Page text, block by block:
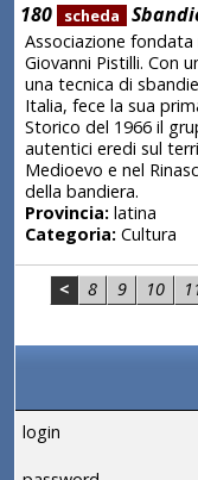
180 scheda
Associazione
Giovanni Pistilli. Con
una tecnica di
Italia, fece la sua
Storico del 1966 il
autentici eredi sul
Medioevo e nel
della bandiera.
Provincia:latina
Categoria:Cultura
< 8 9 10
login